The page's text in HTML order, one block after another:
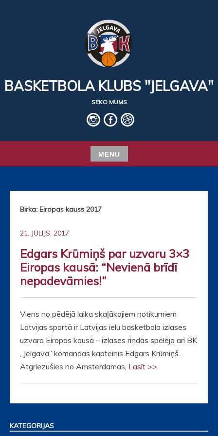
BASKETBOLA KLUBS "JELGAVA"
SEKO MUMS
IG fb basket
MENU
Skip
content
Birka: Eiropas kauss 2017
21. JŪLIJS, 2017
Edgars Krūmiņš par uzvaru 3×3
Eiropas kausā: “Nevienā brīdī
nepadevāmies!”
Viens no pēdējā laika skaļākajiem notikumiem
Latvijas sportā ir Latvijas ielu basketbola izlases
uzvara Eiropas kausā – izlases rindās spēlēja arī BK
„Jelgava” komandas kapteinis Edgars Krūmiņš.
Atgriezušies no Amsterdamas, Lasīt >>
KATEGORIJAS